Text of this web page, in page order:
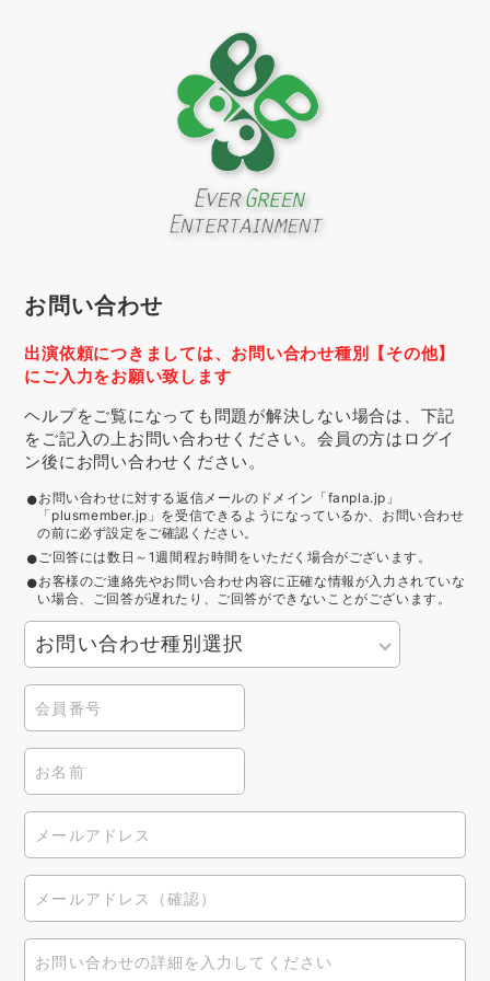
お問い合わせ
出演依頼につきましては、お問い合わせ種別【その他】
にご入力をお願い致します
ヘルプをご覧になっても問題が解決しない場合は、下記
をご記入の上お問い合わせください。会員の方はログイ
ン後にお問い合わせください。
お問い合わせに対する返信メールのドメイン「fanpla.jp」
「plusmember.jp」を受信できるようになっているか、お問い合わせ
の前に必ず設定をご確認ください。
ご回答には数日～1週間程お時間をいただく場合がございます。
お客様のご連絡先やお問い合わせ内容に正確な情報が入力されていな
い場合、ご回答が遅れたり、ご回答ができないことがございます。